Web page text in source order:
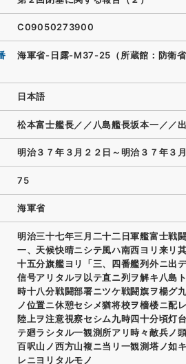
C09050273900
海軍省-日露-M37-25（所蔵館：防衛省
日本語
松本富士艦長／／八島艦長坂本一／／
明治３７年３月２２日～明治３７年３
75
海軍省
明治三十七年三月二十二日軍艦富士戦
一、天候快晴ニシテ風ハ南西ヨリ来リ
十五分旗艦ヨリ「三、四番艦列外ニ出
信号アリタルヲ以テ直ニ列ヲ解キ八島
時十八分戦闘部署ニツケ戦闘旗ヲ楊グ
ノ位置ニ休憩セシメ猶将校ヲ檣楼ニ配
陸上ヲ注意視察セシム九時四十分頃灯
テ廻ラシタル一観測所アリ時々敵兵ノ
百呎山ノ西方山複ニ当リ一観測塔ノ如
レニヨリタルモノ